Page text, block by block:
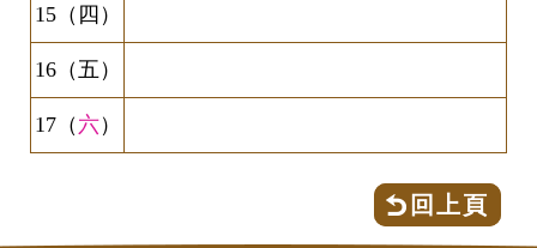
15（四）
16（五）
17（ 六）
回上頁